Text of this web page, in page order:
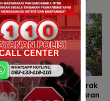
Desa Karangmulya
Polsek
Polsek Padaherang Gerak
Cepat Tangani Kebakaran